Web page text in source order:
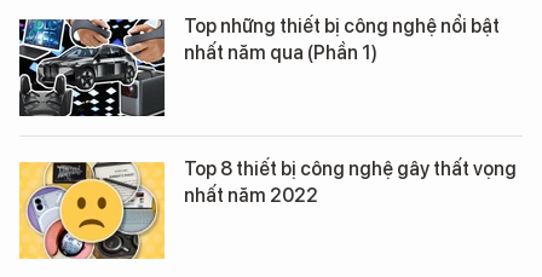
Top những thiết bị công nghệ nổi bật
nhất năm qua (Phần 1)
Top 8 thiết bị công nghệ gây thất vọng
nhất năm 2022